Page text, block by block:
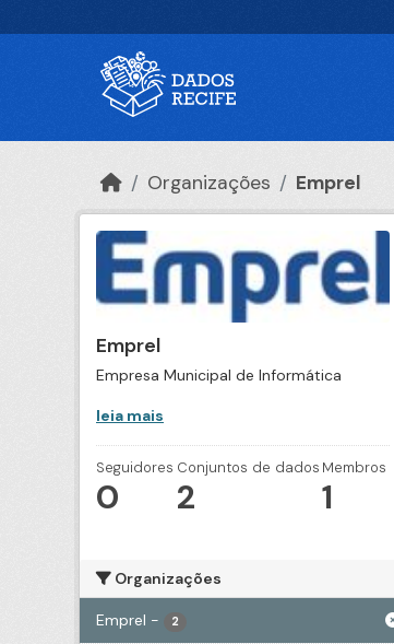
Organizações Emprel
Emprel
Empresa Municipal de Informática
leia mais
Seguidores
0
Conjuntos de dados
2
Membros
1
Organizações
Emprel - 2